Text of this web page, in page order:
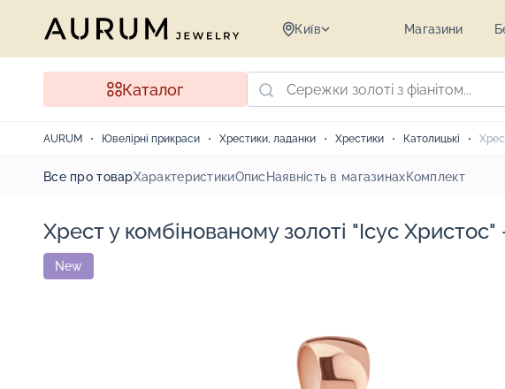
Київ Магазини
Каталог
AURUM Ювелірні прикраси Хрестики, ладанки Хрестики Католицькі
Все про товарХарактеристикиОпис Наявність в магазинахКомплект
Хрест у комбінованому золоті "Ісус
New